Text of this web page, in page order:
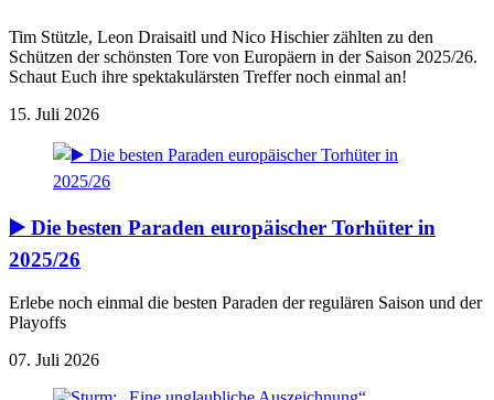
Tim Stützle, Leon Draisaitl und Nico Hischier zählten zu den
Schützen der schönsten Tore von Europäern in der Saison 2025/26.
Schaut Euch ihre spektakulärsten Treffer noch einmal an!
15. Juli 2026
▶️ Die besten Paraden europäischer Torhüter in
2025/26
Erlebe noch einmal die besten Paraden der regulären Saison und der
Playoffs
07. Juli 2026